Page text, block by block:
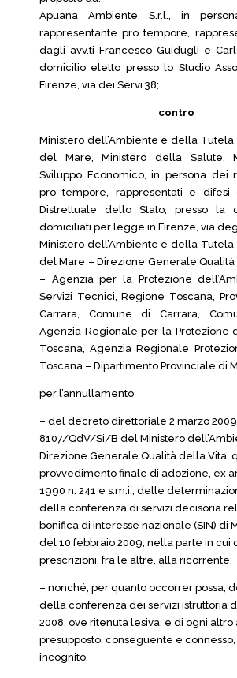
Apuana Ambiente S.r.l., in
rappresentante pro tempore,
dagli avv.ti Francesco Guidugli e
domicilio eletto presso lo Studio
Firenze, via dei Servi 38;
contro
Ministero dell’Ambiente e della
del Mare, Ministero della Salute,
Sviluppo Economico, in persona dei
pro tempore, rappresentati e difesi
Distrettuale dello Stato, presso la
domiciliati per legge in Firenze, via
Ministero dell’Ambiente e della
del Mare – Direzione Generale
– Agenzia per la Protezione
Servizi Tecnici, Regione Toscana,
Carrara, Comune di Carrara,
Agenzia Regionale per la Protezione
Toscana, Agenzia Regionale
Toscana – Dipartimento Provinciale di
per l’annullamento
– del decreto direttoriale 2 marzo
8107/QdV/Si/B del Ministero
Direzione Generale Qualità della Vita,
provvedimento finale di adozione, ex
1990 n. 241 e s.m.i., delle
della conferenza di servizi decisoria
bonifica di interesse nazionale (SIN) di
del 10 febbraio 2009, nella parte in cui
prescrizioni, fra le altre, alla ricorrente;
– nonché, per quanto occorrer possa,
della conferenza dei servizi istruttoria
2008, ove ritenuta lesiva, e di ogni altro
presupposto, conseguente e
incognito.